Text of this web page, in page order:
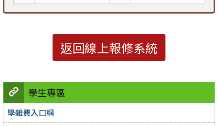
學生專區
學雜費入口網
返回線上報修系統